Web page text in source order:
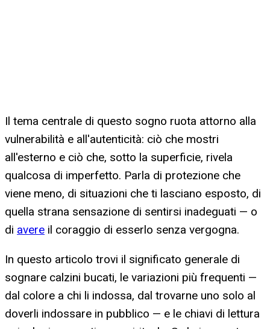
Il tema centrale di questo sogno ruota attorno alla
vulnerabilità e all'autenticità: ciò che mostri
all'esterno e ciò che, sotto la superficie, rivela
qualcosa di imperfetto. Parla di protezione che
viene meno, di situazioni che ti lasciano esposto, di
quella strana sensazione di sentirsi inadeguati — o
di avere il coraggio di esserlo senza vergogna.
In questo articolo trovi il significato generale di
sognare calzini bucati, le variazioni più frequenti —
dal colore a chi li indossa, dal trovarne uno solo al
doverli indossare in pubblico — e le chiavi di lettura